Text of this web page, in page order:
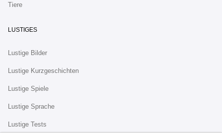
Tiere
LUSTIGES
Lustige Bilder
Lustige Kurzgeschichten
Lustige Spiele
Lustige Sprache
Lustige Tests